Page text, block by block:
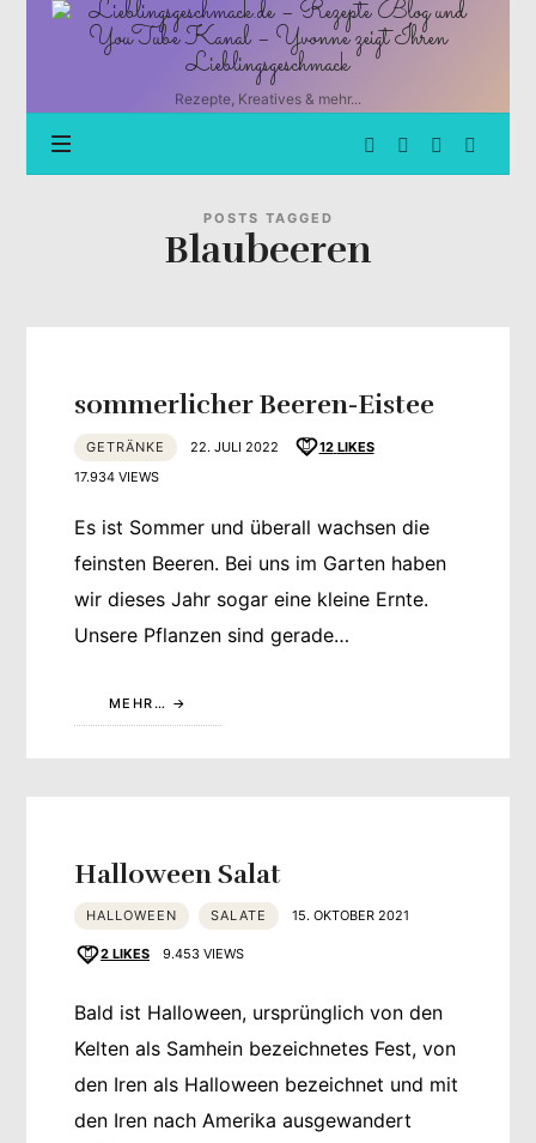
Lieblingsgeschmack.de
Rezepte
und
YouTube
Kanal
Rezepte, Kreatives & mehr...
POSTS TAGGED
Blaubeeren
sommerlicher Beeren-Eistee
GETRÄNKE 22. JULI 2022 12 LIKES
17.934 VIEWS
Es ist Sommer und überall wachsen die
feinsten Beeren. Bei uns im Garten haben
wir dieses Jahr sogar eine kleine Ernte.
Unsere Pflanzen sind gerade…
MEHR…
Halloween Salat
HALLOWEEN SALATE 15. OKTOBER 2021
2 LIKES 9.453 VIEWS
Bald ist Halloween, ursprünglich von den
Kelten als Samhein bezeichnetes Fest, von
den Iren als Halloween bezeichnet und mit
den Iren nach Amerika ausgewandert